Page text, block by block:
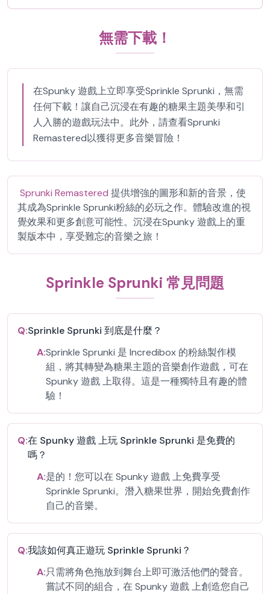
無需下載！
在Spunky 遊戲上立即享受Sprinkle Sprunki，無需
任何下載！讓自己沉浸在有趣的糖果主題美學和引
人入勝的遊戲玩法中。此外，請查看Sprunki
Remastered以獲得更多音樂冒險！
Sprunki Remastered 提供增強的圖形和新的音景，使
其成為Sprinkle Sprunki粉絲的必玩之作。體驗改進的視
覺效果和更多創意可能性。沉浸在Spunky 遊戲上的重
製版本中，享受難忘的音樂之旅！
Sprinkle Sprunki 常見問題
Q:Sprinkle Sprunki 到底是什麼？
A:Sprinkle Sprunki 是 Incredibox 的粉絲製作模
組，將其轉變為糖果主題的音樂創作遊戲，可在
Spunky 遊戲 上取得。這是一種獨特且有趣的體
驗！
Q:在 Spunky 遊戲 上玩 Sprinkle Sprunki 是免費的
嗎？
A:是的！您可以在 Spunky 遊戲 上免費享受
Sprinkle Sprunki。潛入糖果世界，開始免費創作
自己的音樂。
Q:我該如何真正遊玩 Sprinkle Sprunki？
A:只需將角色拖放到舞台上即可激活他們的聲音。
嘗試不同的組合，在 Spunky 遊戲 上創造您自己